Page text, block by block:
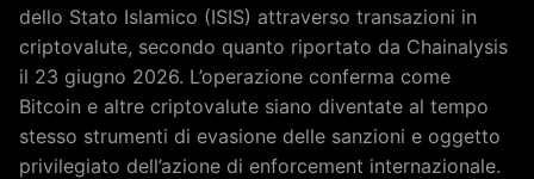
dello Stato Islamico (ISIS) attraverso transazioni in
criptovalute, secondo quanto riportato da Chainalysis
il 23 giugno 2026. L’operazione conferma come
Bitcoin e altre criptovalute siano diventate al tempo
stesso strumenti di evasione delle sanzioni e oggetto
privilegiato dell’azione di enforcement internazionale.